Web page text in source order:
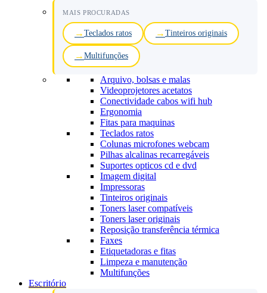
MAIS PROCURADAS
Teclados ratos Tinteiros originais
Multifunções
Arquivo, bolsas e malas
Videoprojetores acetatos
Conectividade cabos wifi hub
Ergonomia
Fitas para maquinas
Teclados ratos
Colunas microfones webcam
Pilhas alcalinas recarregáveis
Suportes opticos cd e dvd
Imagem digital
Impressoras
Tinteiros originais
Toners laser compatíveis
Toners laser originais
Reposição transferência térmica
Faxes
Etiquetadoras e fitas
Limpeza e manutenção
Multifunções
Escritório